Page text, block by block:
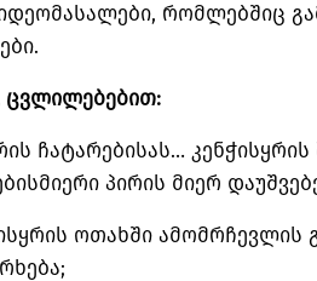
რომლებშიც
ცვლილებებით:
ჩატარებისას…
პირის მიერ
ოთახში ამომრჩევლის